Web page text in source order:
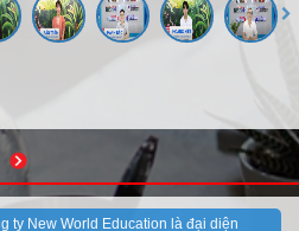
ty New World Education là đại diện